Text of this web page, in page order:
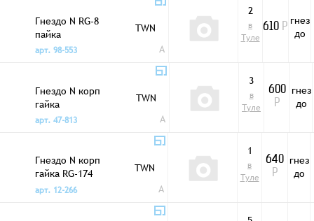
Гнездо N RG-8
пайка
TWN
арт. 98-553
A
2
в
Туле
610 Р
гнез
до
Гнездо N корп
гайка
TWN
арт. 47-813
A
3
в
Туле
600
Р
гнез
до
Гнездо N корп
гайка RG-174
обжим
TWN
арт. 12-266
A
1
в
Туле
640
Р
гнез
до